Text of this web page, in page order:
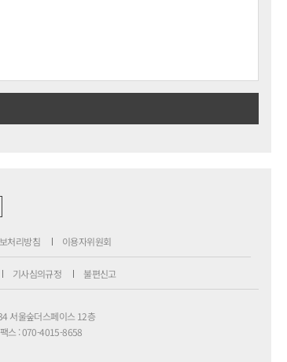
처리방침 이용자위원회
기사심의규정 불편신고
서울숲더스페이스 12층
팩스 : 070-4015-8658